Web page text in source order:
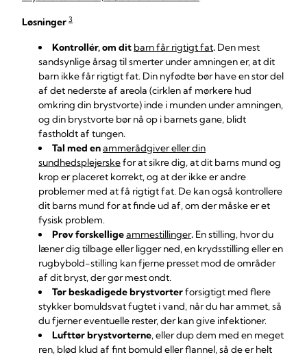
Løsninger 3
Kontrollér, om dit barn får rigtigt fat. Den mest
sandsynlige årsag til smerter under amningen er, at dit
barn ikke får rigtigt fat. Din nyfødte bør have en stor del
af det nederste af areola (cirklen af mørkere hud
omkring din brystvorte) inde i munden under amningen,
og din brystvorte bør nå op i barnets gane, blidt
fastholdt af tungen.
Tal med enammerådgivereller din
sundhedsplejerskefor at sikre dig, at dit barns mund og
krop er placeret korrekt, og at der ikke er andre
problemer med at få rigtigt fat. De kan også kontrollere
dit barns mund for at finde ud af, om der måske er et
fysisk problem.
Prøv forskelligeammestillinger. En stilling, hvor du
læner dig tilbage eller ligger ned, en krydsstilling eller en
rugbybold-stilling kan fjerne presset mod de områder
af dit bryst, der gør mest ondt.
Tør beskadigede brystvorterforsigtigt med flere
stykker bomuldsvat fugtet i vand, når du har ammet, så
du fjerner eventuelle rester, der kan give infektioner.
Lufttør brystvorterne, eller dup dem med en meget
ren, blød klud af fint bomuld eller flannel, så de er helt